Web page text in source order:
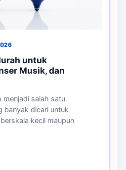
untuk
Musik, dan
menjadi salah satu
banyak dicari untuk
kecil maupun